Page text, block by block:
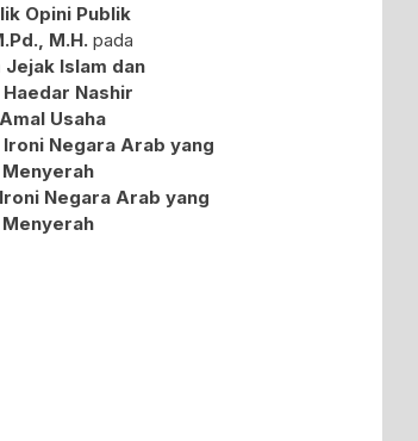
Opini Publik
M.H. pada
Islam dan
Nashir
Usaha
Ironi Negara Arab yang
Ironi Negara Arab yang